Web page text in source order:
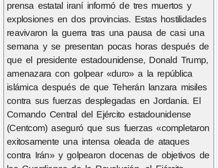
prensa estatal iraní informó de tres muertos y
explosiones en dos provincias. Estas hostilidades
reavivaron la guerra tras una pausa de casi una
semana y se presentan pocas horas después de
que el presidente estadounidense, Donald Trump,
amenazara con golpear «duro» a la república
islámica después de que Teherán lanzara misiles
contra sus fuerzas desplegadas en Jordania. El
Comando Central del Ejército estadounidense
(Centcom) aseguró que sus fuerzas «completaron
exitosamente una intensa oleada de ataques
contra Irán» y golpearon docenas de objetivos de